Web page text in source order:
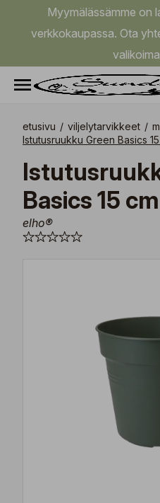
Myymälässämme on
verkkokaupassa. Ota
etusivu / viljelytarvikkeet /
Istutusruukku Green Basics
Istutusruukku Green
Basics 15 cm
elho®